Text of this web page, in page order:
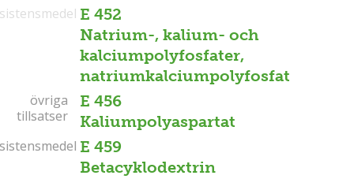
E 452
Natrium-, kalium- och
kalciumpolyfosfater,
natriumkalciumpolyfosfat
E 456
Kaliumpolyaspartat
övriga
tillsatser
övriga
tillsatser
E 459
Betacyklodextrin